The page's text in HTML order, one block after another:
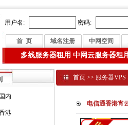
用户名: 密码:
首 页 域名注册 中网空间
多线服务器租用 中网云服务器租
内
港
首页>> 服务器VPS
电信通香港宵